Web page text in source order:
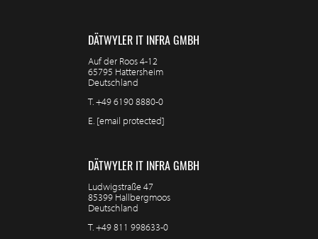
DÄTWYLER IT INFRA GMBH
Auf der Roos 4-12
65795 Hattersheim
Deutschland
T.+49 6190 8880-0
E. [email protected]
DÄTWYLER IT INFRA GMBH
Ludwigstraße 47
85399 Hallbergmoos
Deutschland
T.+49 811 998633-0